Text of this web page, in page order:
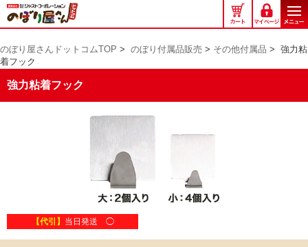
の
ぼ
屋
さ
ん
のぼり屋さんドットコムTOP > のぼり付属品販売 > その他付属品 > 強力粘
着フック
強力粘着フック
【代引】 当日発送 ◯